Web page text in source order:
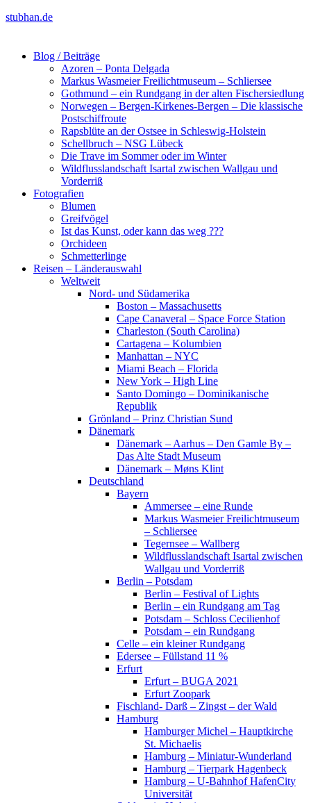
stubhan.de
Blog / Beiträge
Azoren – Ponta Delgada
Markus Wasmeier Freilichtmuseum – Schliersee
Gothmund – ein Rundgang in der alten Fischersiedlung
Norwegen – Bergen-Kirkenes-Bergen – Die klassische
Postschiffroute
Rapsblüte an der Ostsee in Schleswig-Holstein
Schellbruch – NSG Lübeck
Die Trave im Sommer oder im Winter
Wildflusslandschaft Isartal zwischen Wallgau und
Vorderriß
Fotografien
Blumen
Greifvögel
Ist das Kunst, oder kann das weg ???
Orchideen
Schmetterlinge
Reisen – Länderauswahl
Weltweit
Nord- und Südamerika
Boston – Massachusetts
Cape Canaveral – Space Force Station
Charleston (South Carolina)
Cartagena – Kolumbien
Manhattan – NYC
Miami Beach – Florida
New York – High Line
Santo Domingo – Dominikanische
Republik
Grönland – Prinz Christian Sund
Dänemark
Dänemark – Aarhus – Den Gamle By –
Das Alte Stadt Museum
Dänemark – Møns Klint
Deutschland
Bayern
Ammersee – eine Runde
Markus Wasmeier Freilichtmuseum
– Schliersee
Tegernsee – Wallberg
Wildflusslandschaft Isartal zwischen
Wallgau und Vorderriß
Berlin – Potsdam
Berlin – Festival of Lights
Berlin – ein Rundgang am Tag
Potsdam – Schloss Cecilienhof
Potsdam – ein Rundgang
Celle – ein kleiner Rundgang
Edersee – Füllstand 11 %
Erfurt
Erfurt – BUGA 2021
Erfurt Zoopark
Fischland- Darß – Zingst – der Wald
Hamburg
Hamburger Michel – Hauptkirche
St. Michaelis
Hamburg – Miniatur-Wunderland
Hamburg – Tierpark Hagenbeck
Hamburg – U-Bahnhof HafenCity
Universität